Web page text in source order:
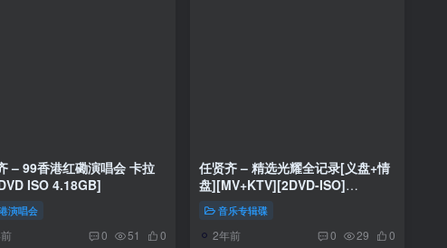
– 99香港红磡演唱会 卡拉
ISO 4.18GB]
演唱会
0 51 0
任贤齐 – 精选光耀全记录[义盘+情
盘][MV+KTV][2DVD-ISO]
[7.67G+7.45G]
音乐专辑碟
2年前 0 29 0